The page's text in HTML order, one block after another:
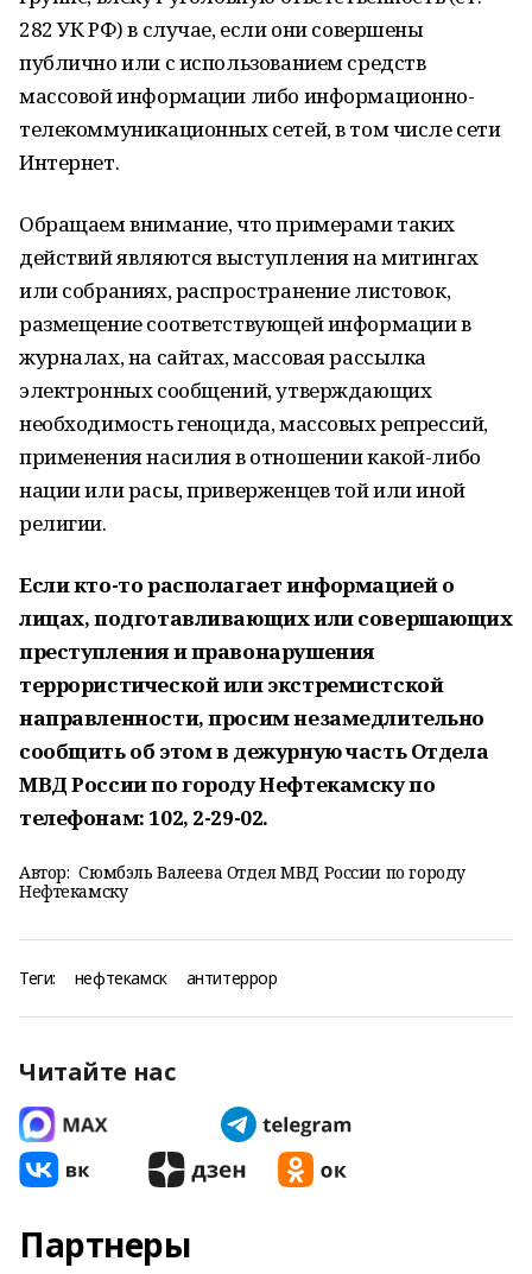
282 УК РФ) в случае, если они совершены
публично или с использованием средств
массовой информации либо информационно-
телекоммуникационных сетей, в том числе сети
Интернет.
Обращаем внимание, что примерами таких
действий являются выступления на митингах
или собраниях, распространение листовок,
размещение соответствующей информации в
журналах, на сайтах, массовая рассылка
электронных сообщений, утверждающих
необходимость геноцида, массовых репрессий,
применения насилия в отношении какой-либо
нации или расы, приверженцев той или иной
религии.
Если кто-то располагает информацией о
лицах, подготавливающих или совершающих
преступления и правонарушения
террористической или экстремистской
направленности, просим незамедлительно
сообщить об этом в дежурную часть Отдела
МВД России по городу Нефтекамску по
телефонам: 102, 2-29-02.
Автор: Сюмбэль Валеева Отдел МВД России по городу
Нефтекамску
Теги: нефтекамск антитеррор
Читайте нас
Партнеры